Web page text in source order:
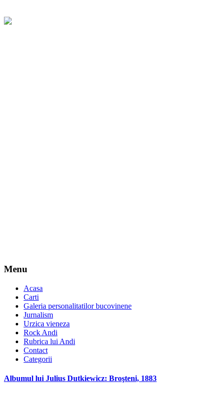
Menu
Acasa
Carti
Galeria personalitatilor bucovinene
Jurnalism
Urzica vieneza
Rock Andi
Rubrica lui Andi
Contact
Categorii
Albumul lui Julius Dutkiewicz: Broşteni, 1883